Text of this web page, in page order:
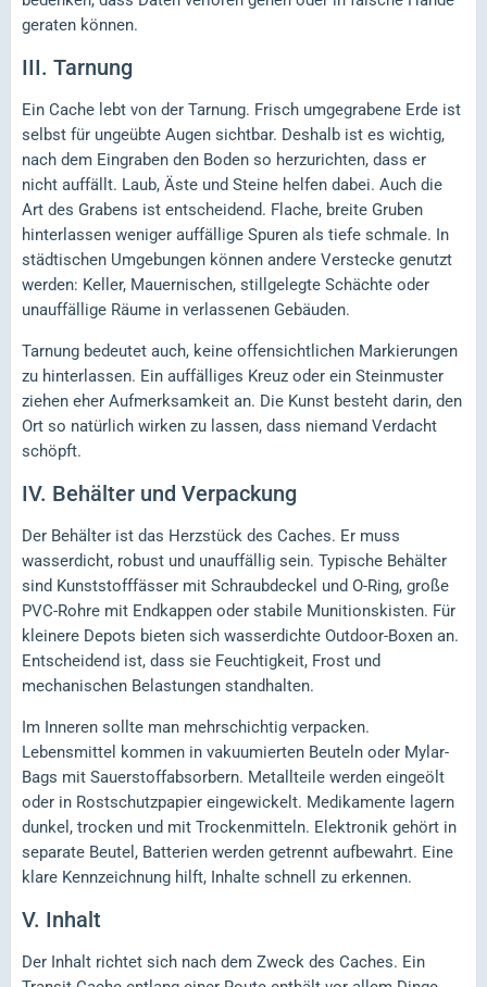
geraten können.
III. Tarnung
Ein Cache lebt von der Tarnung. Frisch umgegrabene Erde ist
selbst für ungeübte Augen sichtbar. Deshalb ist es wichtig,
nach dem Eingraben den Boden so herzurichten, dass er
nicht auffällt. Laub, Äste und Steine helfen dabei. Auch die
Art des Grabens ist entscheidend. Flache, breite Gruben
hinterlassen weniger auffällige Spuren als tiefe schmale. In
städtischen Umgebungen können andere Verstecke genutzt
werden: Keller, Mauernischen, stillgelegte Schächte oder
unauffällige Räume in verlassenen Gebäuden.
Tarnung bedeutet auch, keine offensichtlichen Markierungen
zu hinterlassen. Ein auffälliges Kreuz oder ein Steinmuster
ziehen eher Aufmerksamkeit an. Die Kunst besteht darin, den
Ort so natürlich wirken zu lassen, dass niemand Verdacht
schöpft.
IV. Behälter und Verpackung
Der Behälter ist das Herzstück des Caches. Er muss
wasserdicht, robust und unauffällig sein. Typische Behälter
sind Kunststofffässer mit Schraubdeckel und O-Ring, große
PVC-Rohre mit Endkappen oder stabile Munitionskisten. Für
kleinere Depots bieten sich wasserdichte Outdoor-Boxen an.
Entscheidend ist, dass sie Feuchtigkeit, Frost und
mechanischen Belastungen standhalten.
Im Inneren sollte man mehrschichtig verpacken.
Lebensmittel kommen in vakuumierten Beuteln oder Mylar-
Bags mit Sauerstoffabsorbern. Metallteile werden eingeölt
oder in Rostschutzpapier eingewickelt. Medikamente lagern
dunkel, trocken und mit Trockenmitteln. Elektronik gehört in
separate Beutel, Batterien werden getrennt aufbewahrt. Eine
klare Kennzeichnung hilft, Inhalte schnell zu erkennen.
V. Inhalt
Der Inhalt richtet sich nach dem Zweck des Caches. Ein